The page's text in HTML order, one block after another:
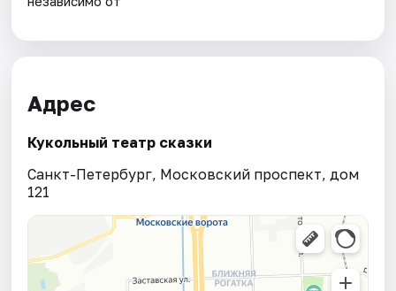
Адрес
Кукольный театр сказки
Санкт-Петербург, Московский проспект, дом
121